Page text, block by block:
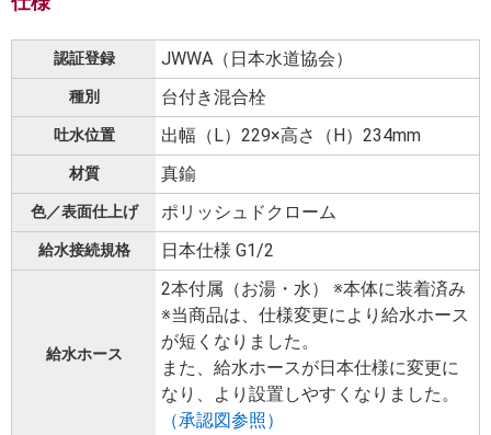
認証登録 JWWA（日本水道協会）
種別 台付き混合栓
吐水位置 出幅（L）229×高さ（H）234mm
材質 真鍮
色／表面仕上げ ポリッシュドクローム
給水接続規格 日本仕様 G1/2
給水ホース
2本付属（お湯・水） ※本体に装着済み
※当商品は、仕様変更により給水ホース
が短くなりました。
また、給水ホースが日本仕様に変更に
なり、より設置しやすくなりました。
（承認図参照）